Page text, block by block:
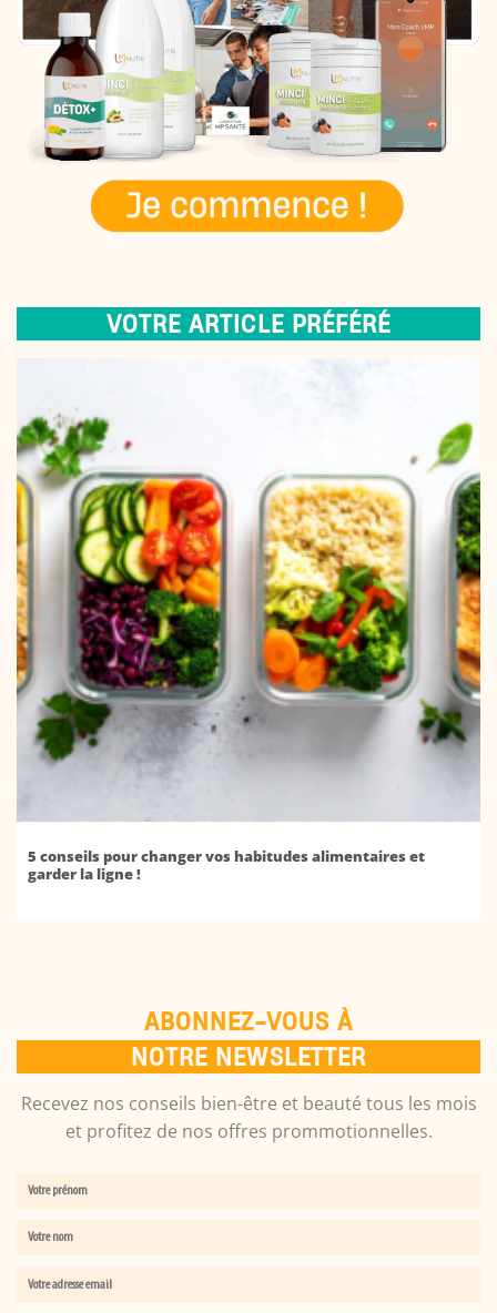
VOTRE ARTICLE PRÉFÉRÉ
5 conseils pour changer vos habitudes alimentaires et
garder la ligne !
ABONNEZ-VOUS À
NOTRE NEWSLETTER
Recevez nos conseils bien-être et beauté tous les mois
et profitez de nos offres prommotionnelles.